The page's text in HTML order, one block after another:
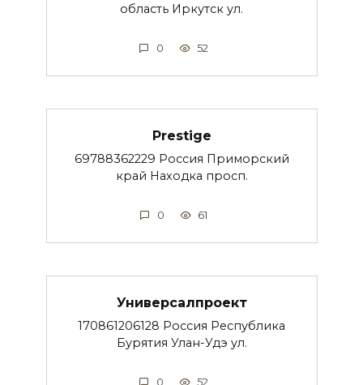
область Иркутск ул.
0 52
Prestige
69788362229 Россия Приморский
край Находка просп.
0 61
Универсалпроект
170861206128 Россия Республика
Бурятия Улан-Удэ ул.
0 52